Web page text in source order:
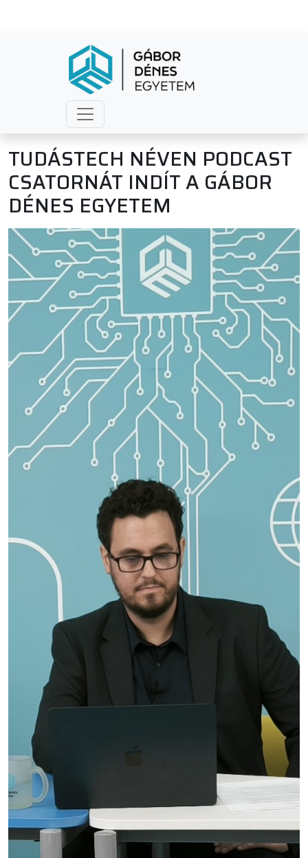
TUDÁSTECH NÉVEN PODCAST
CSATORNÁT INDÍT A GÁBOR
DÉNES EGYETEM